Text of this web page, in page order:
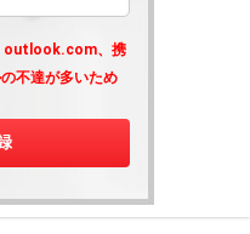
outlook.com、携
不達が多いため